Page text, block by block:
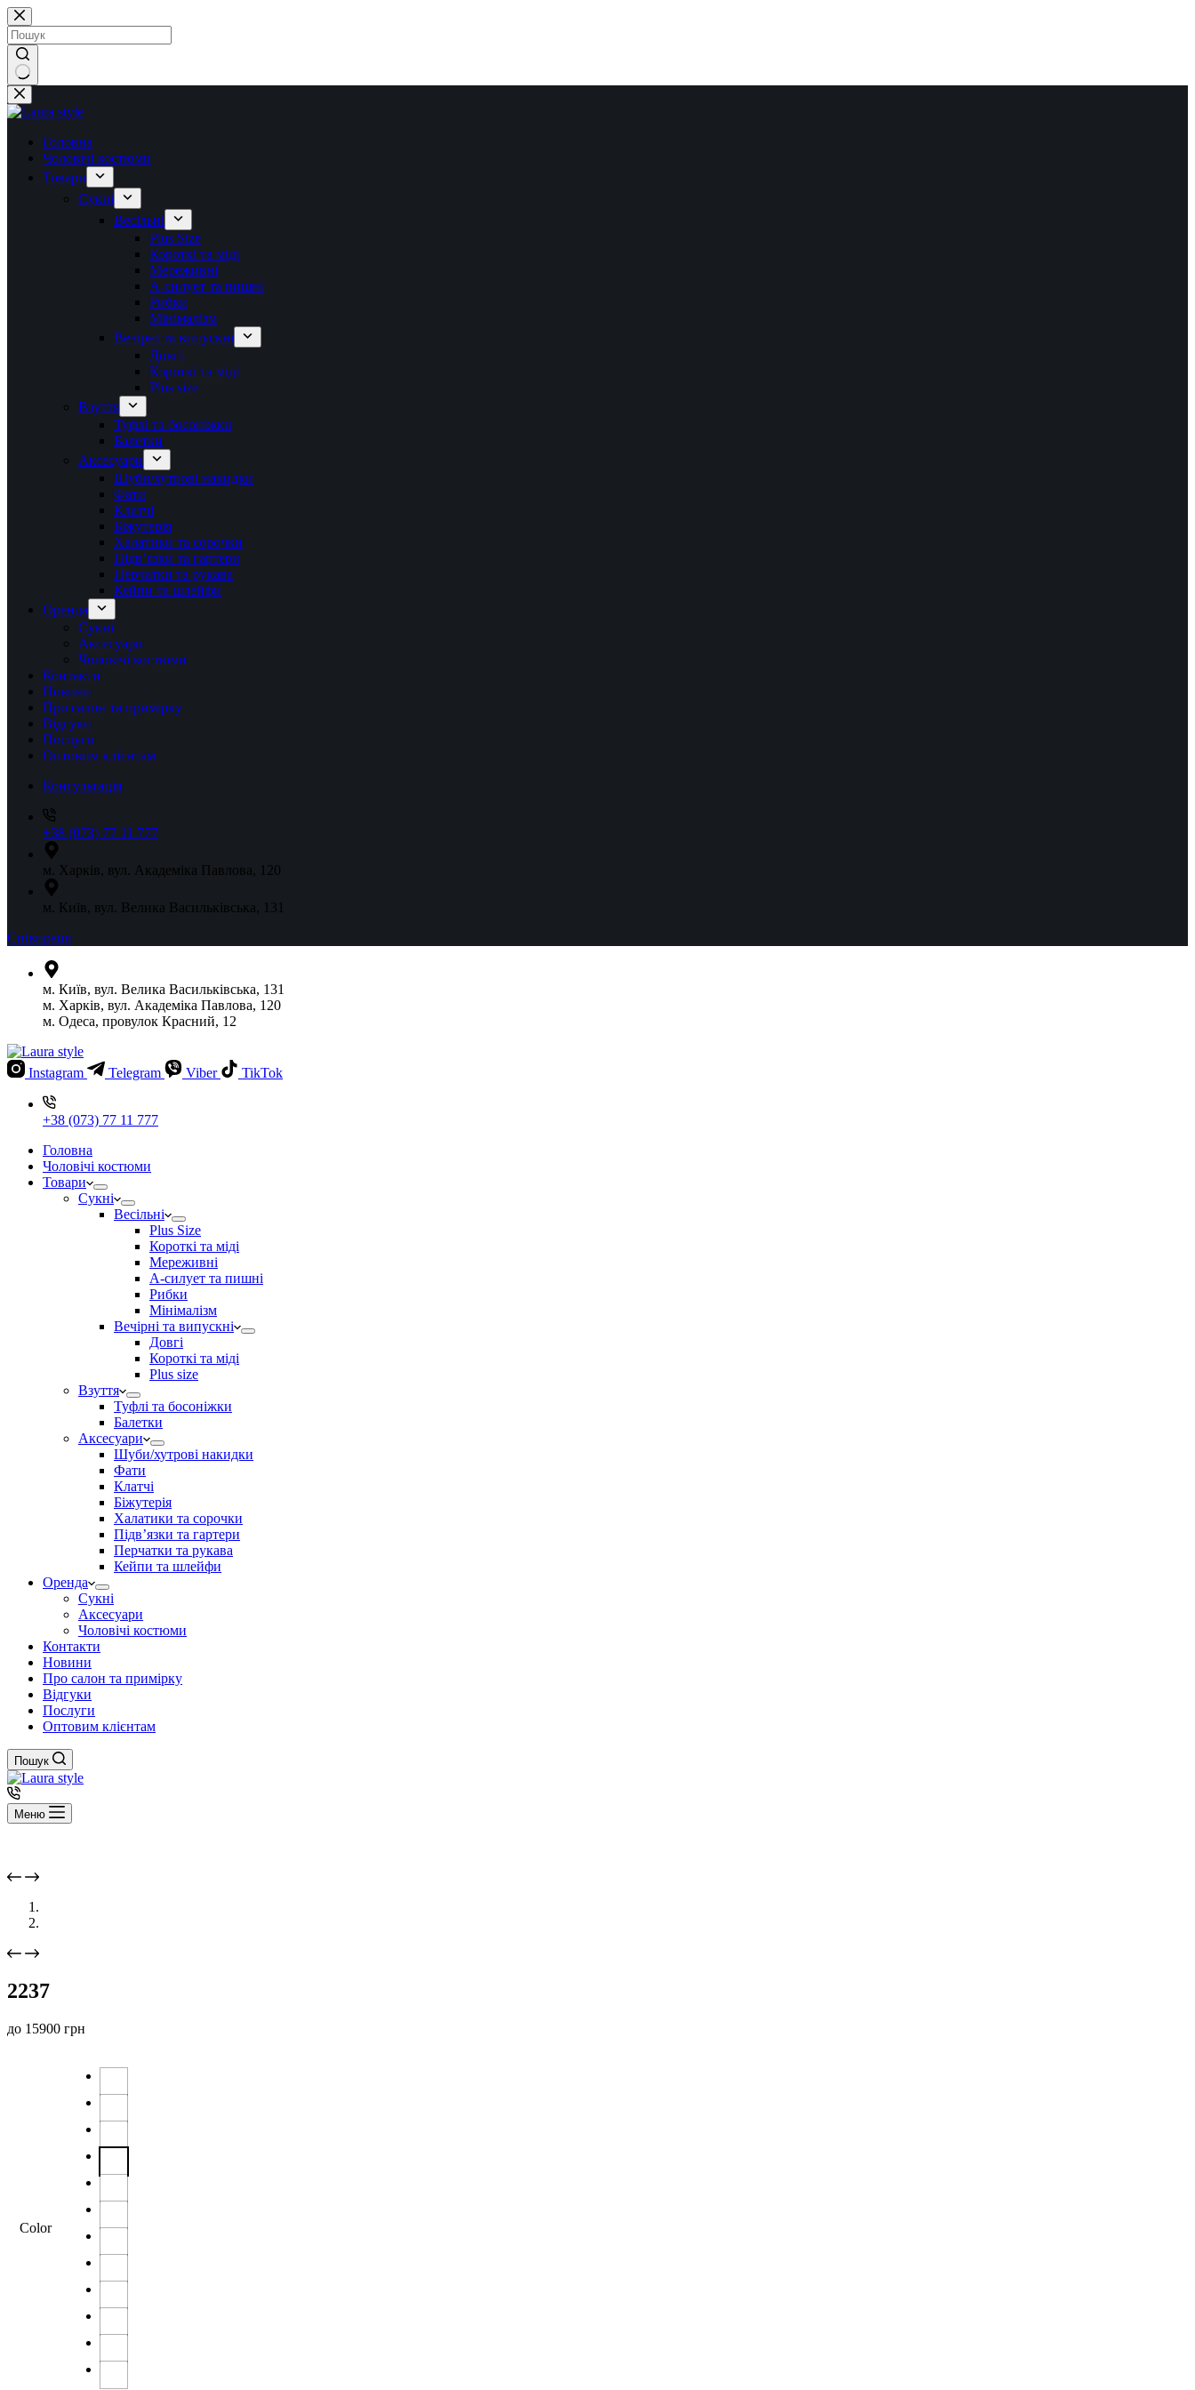
Перейти
до
вмісту
Немає
результатів
Головна
Чоловічі костюми
Товари
Сукні
Весільні
Plus Size
Короткі та міді
Мереживні
А-силует та пишні
Рибки
Мінімалізм
Вечірні та випускні
Довгі
Короткі та міді
Plus size
Взуття
Туфлі та босоніжки
Балетки
Аксесуари
Шуби/хутрові накидки
Фати
Клатчі
Біжутерія
Халатики та сорочки
Підвʼязки та гартери
Перчатки та рукава
Кейпи та шлейфи
Оренда
Сукні
Аксесуари
Чоловічі костюми
Контакти
Новини
Про салон та примірку
Відгуки
Послуги
Оптовим клієнтам
Консультація
+38 (073) 77 11 777
м. Харків, вул. Академіка Павлова, 120
м. Київ, вул. Велика Васильківська, 131
Співпраця
м. Київ, вул. Велика Васильківська, 131
м. Харків, вул. Академіка Павлова, 120
м. Одеса, провулок Красний, 12
Instagram Telegram Viber TikTok
+38 (073) 77 11 777
Головна
Чоловічі костюми
Товари
Сукні
Весільні
Plus Size
Короткі та міді
Мереживні
А-силует та пишні
Рибки
Мінімалізм
Вечірні та випускні
Довгі
Короткі та міді
Plus size
Взуття
Туфлі та босоніжки
Балетки
Аксесуари
Шуби/хутрові накидки
Фати
Клатчі
Біжутерія
Халатики та сорочки
Підвʼязки та гартери
Перчатки та рукава
Кейпи та шлейфи
Оренда
Сукні
Аксесуари
Чоловічі костюми
Контакти
Новини
Про салон та примірку
Відгуки
Послуги
Оптовим клієнтам
Пошук
Меню
2237
до 15900 грн
Color